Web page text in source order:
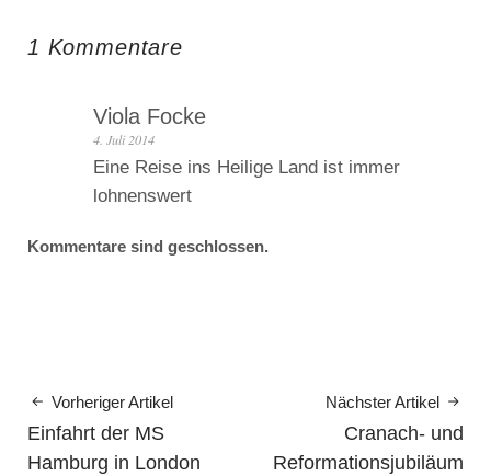
1 Kommentare
Viola Focke
4. Juli 2014
Eine Reise ins Heilige Land ist immer
lohnenswert
Kommentare sind geschlossen.
Vorheriger Artikel
Einfahrt der MS
Hamburg in London
Nächster Artikel
Cranach- und
Reformationsjubiläum